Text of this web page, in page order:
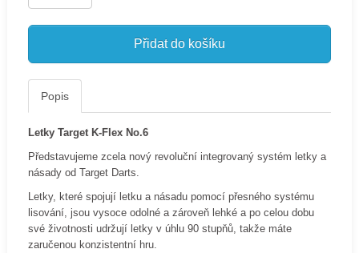
Přidat do košíku
Popis
Letky Target K-Flex No.6
Představujeme zcela nový revoluční integrovaný systém letky a
násady od Target Darts.
Letky, které spojují letku a násadu pomocí přesného systému
lisování, jsou vysoce odolné a zároveň lehké a po celou dobu
své životnosti udržují letky v úhlu 90 stupňů, takže máte
zaručenou konzistentní hru.